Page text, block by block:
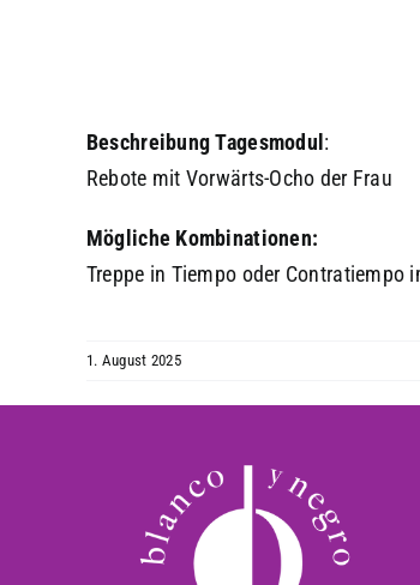
Beschreibung Tagesmodul :
Rebote mit Vorwärts-Ocho der Frau
Mögliche Kombinationen:
Treppe in Tiempo oder Contratiempo
1. August 2025